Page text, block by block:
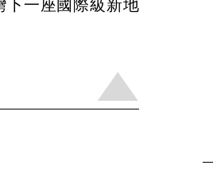
下一座國際級新地